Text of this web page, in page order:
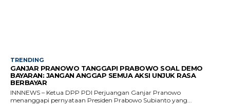
TRENDING
GANJAR PRANOWO TANGGAPI PRABOWO SOAL DEMO
BAYARAN: JANGAN ANGGAP SEMUA AKSI UNJUK RASA
BERBAYAR
INNNEWS – Ketua DPP PDI Perjuangan Ganjar Pranowo
menanggapi pernyataan Presiden Prabowo Subianto yang...